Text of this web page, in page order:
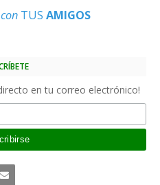
con TUS AMIGOS
en tu correo electrónico!